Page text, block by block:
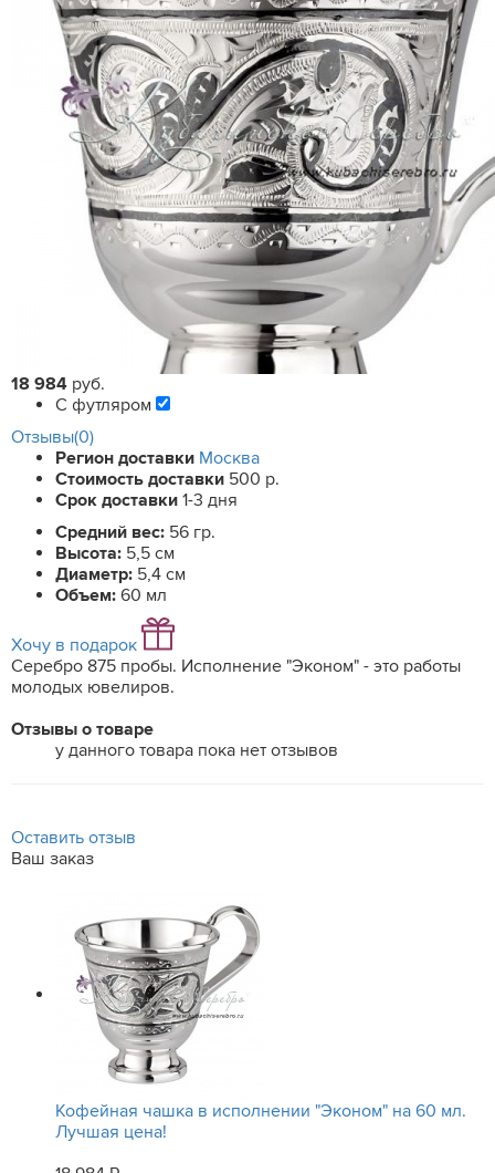
18 984 руб.
С футляром
Отзывы(0)
Регион доставки Москва
Стоимость доставки 500 р.
Срок доставки 1-3 дня
Средний вес: 56 гр.
Высота: 5,5 см
Диаметр: 5,4 см
Объем: 60 мл
Хочу в подарок
Серебро 875 пробы. Исполнение "Эконом" - это работы
молодых ювелиров.
Отзывы о товаре
у данного товара пока нет отзывов
Оставить отзыв
Ваш заказ
Кофейная чашка в исполнении "Эконом" на 60 мл.
Лучшая цена!